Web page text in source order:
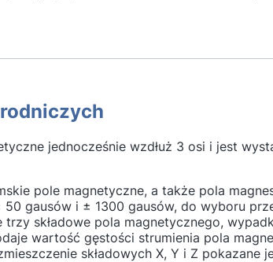
jednocześnie wzdłuż 3 osi i jest
pole magnetyczne, a także pola
gausów i ± 1300 gausów, do wyboru
składowe pola magnetycznego,
wartość gęstości strumienia pola
składowych X, Y i Z pokazane